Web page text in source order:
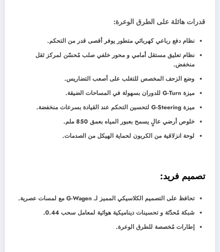
قدرات هائلة على الطرق الوعرة:
نظام دفع رباعي كهربائي متطور يوفر أقصى قدر من التحكم.
نظام تعليق مستقل أمامي و محور خلفي صلب مُحسّن لمركز ثقل
منخفض.
وضع الزحف المخصص للتغلب على أصعب التضاريس.
ميزة G-Turn للدوران بسهولة في المساحات الضيقة.
ميزة G-Steering لتحسين التحكم عند القيادة بسرعات منخفضة.
خلوص أرضي عالٍ يسمح بعبور المياه بعمق 850 ملم.
لوحة انزلاقية من الكربون لحماية الهيكل من الصدمات.
تصميم فريد:
تحافظ على التصميم الكلاسيكي المميز لـ G-Wagen مع لمسات عصرية.
شبكة مُحدّثة و تحسينات ديناميكية هوائية لمعامل سحب 0.44.
إطارات مُخصصة للطرق الوعرة.